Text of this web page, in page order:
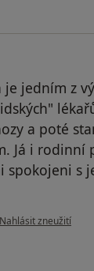
je jedním z
a poté
Já i rodinní
spokojeni s
podle názoru
Nahlásit zneužití